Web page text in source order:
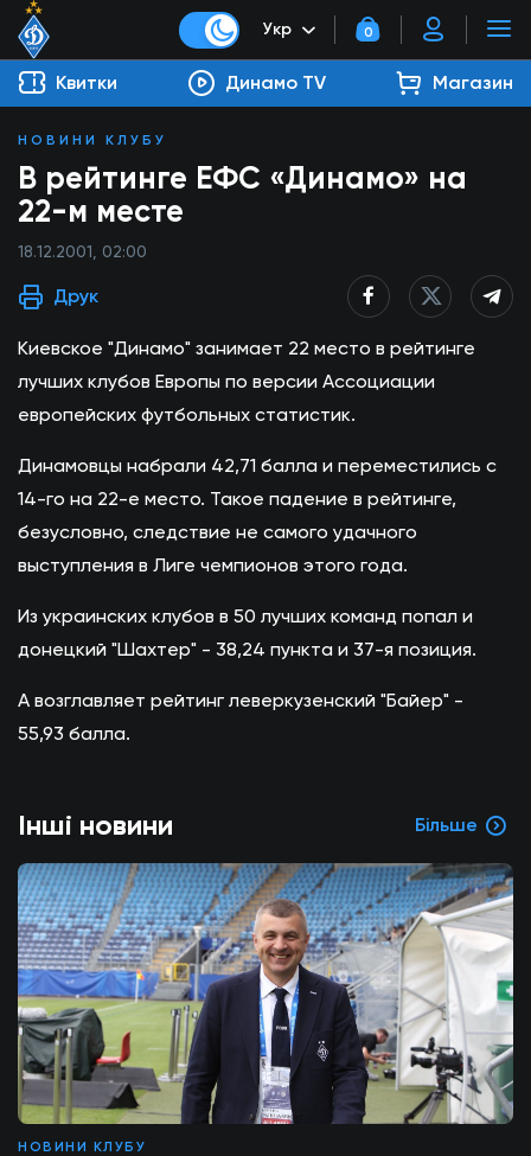
Укр 0
Квитки Динамо TV Магазин
НОВИНИ КЛУБУ
В рейтинге ЕФС «Динамо» на
22-м месте
18.12.2001, 02:00
Друк
Киевское "Динамо" занимает 22 место в рейтинге
лучших клубов Европы по версии Ассоциации
европейских футбольных статистик.
Динамовцы набрали 42,71 балла и переместились с
14-го на 22-е место. Такое падение в рейтинге,
безусловно, следствие не самого удачного
выступления в Лиге чемпионов этого года.
Из украинских клубов в 50 лучших команд попал и
донецкий "Шахтер" - 38,24 пункта и 37-я позиция.
А возглавляет рейтинг леверкузенский "Байер" -
55,93 балла.
Інші новини Більше
НОВИНИ КЛУБУ